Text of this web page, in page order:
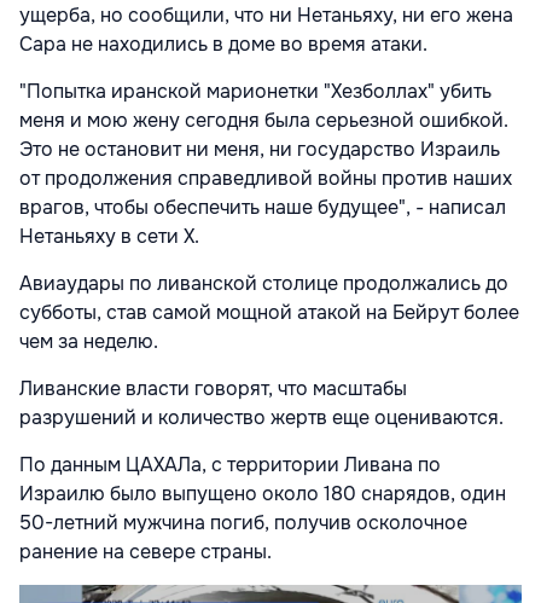
ущерба, но сообщили, что ни Нетаньяху, ни его жена
Сара не находились в доме во время атаки.
"Попытка иранской марионетки "Хезболлах" убить
меня и мою жену сегодня была серьезной ошибкой.
Это не остановит ни меня, ни государство Израиль
от продолжения справедливой войны против наших
врагов, чтобы обеспечить наше будущее", - написал
Нетаньяху в сети X.
Авиаудары по ливанской столице продолжались до
субботы, став самой мощной атакой на Бейрут более
чем за неделю.
Ливанские власти говорят, что масштабы
разрушений и количество жертв еще оцениваются.
По данным ЦАХАЛа, с территории Ливана по
Израилю было выпущено около 180 снарядов, один
50-летний мужчина погиб, получив осколочное
ранение на севере страны.